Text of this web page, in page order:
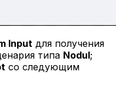
Input для получения
типа Nodul;
со следующим